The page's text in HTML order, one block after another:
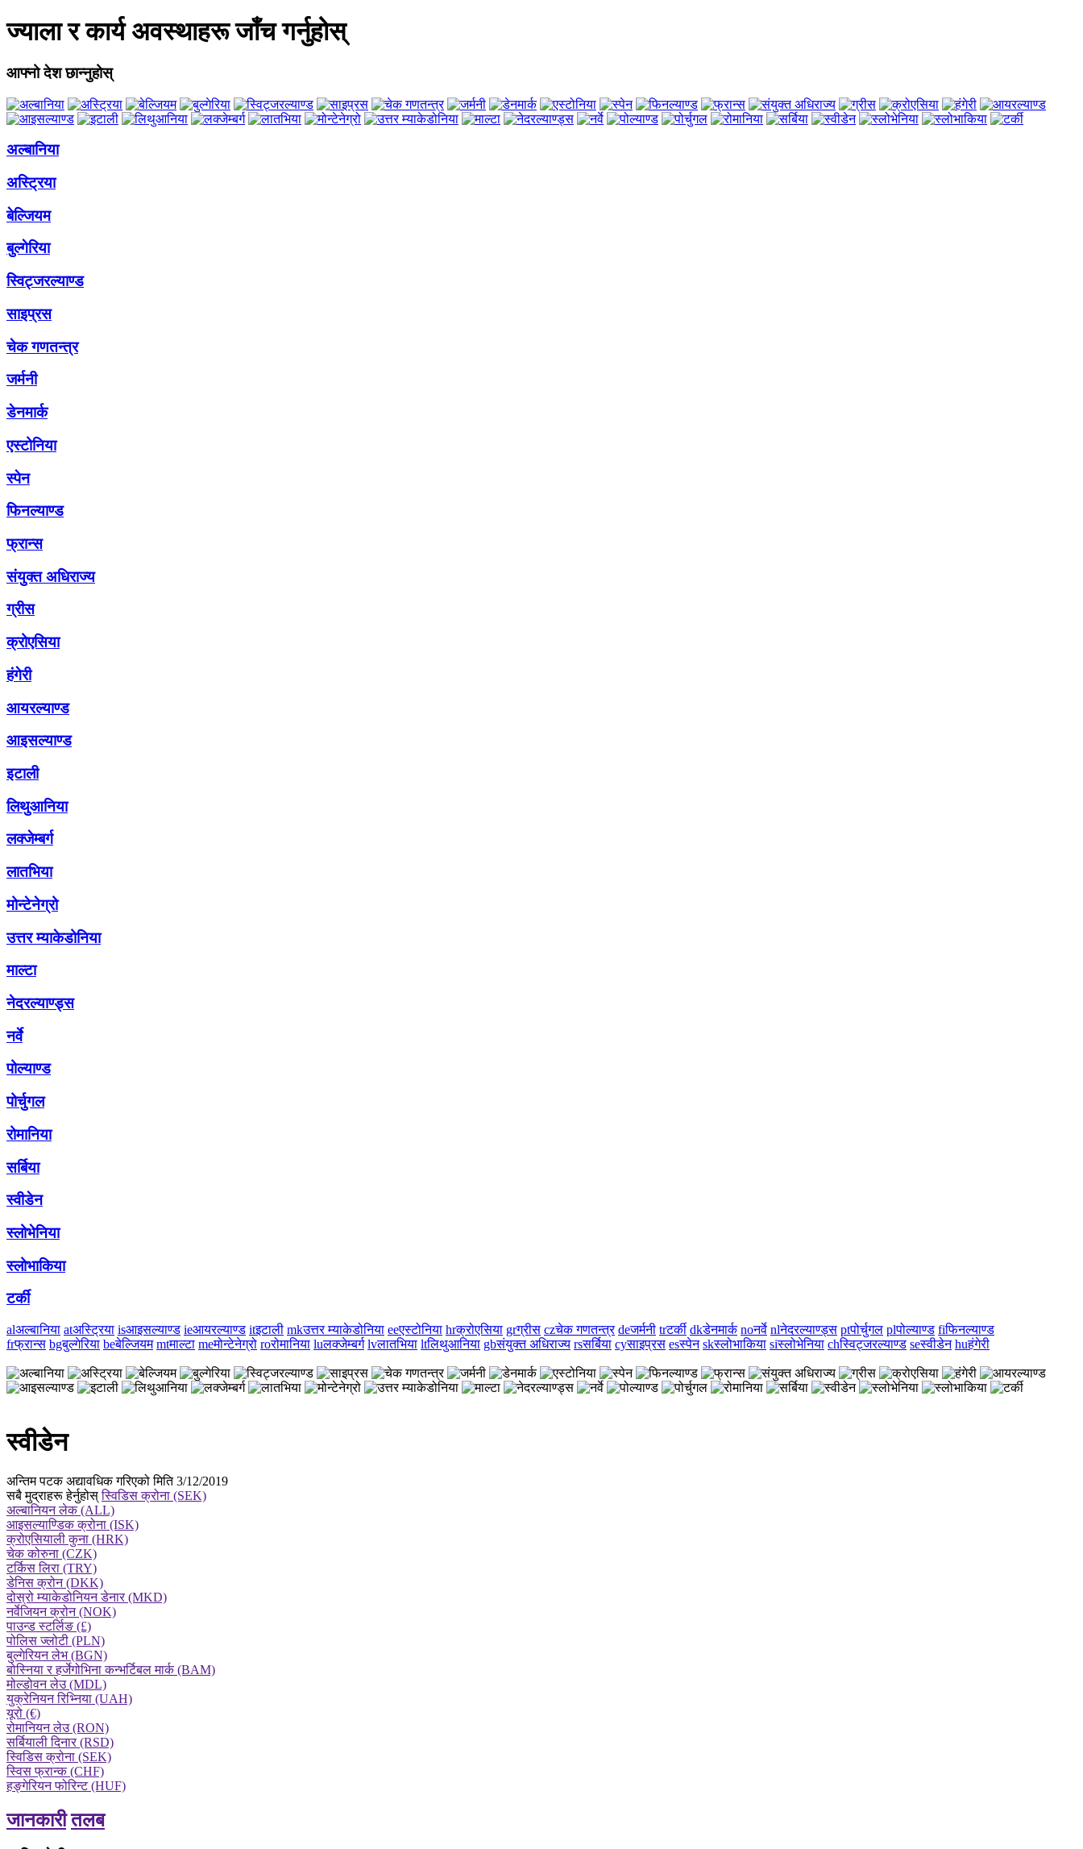
ज्याला र कार्य अवस्थाहरू जाँच गर्नुहोस्
आफ्नो देश छान्नुहोस्
अल्बानिया
अस्ट्रिया
बेल्जियम
बुल्गेरिया
स्विट्जरल्याण्ड
साइप्रस
चेक गणतन्त्र
जर्मनी
डेनमार्क
एस्टोनिया
स्पेन
फिनल्याण्ड
फ्रान्स
संयुक्त अधिराज्य
ग्रीस
क्रोएसिया
हंगेरी
आयरल्याण्ड
आइसल्याण्ड
इटाली
लिथुआनिया
लक्जेम्बर्ग
लातभिया
मोन्टेनेग्रो
उत्तर म्याकेडोनिया
माल्टा
नेदरल्याण्ड्स
नर्वे
पोल्याण्ड
पोर्चुगल
रोमानिया
सर्बिया
स्वीडेन
स्लोभेनिया
स्लोभाकिया
टर्की
alअल्बानिया atअस्ट्रिया isआइसल्याण्ड ieआयरल्याण्ड itइटाली mkउत्तर म्याकेडोनिया eeएस्टोनिया hrक्रोएसिया grग्रीस czचेक गणतन्त्र deजर्मनी trटर्की dkडेनमार्क noनर्वे nlनेदरल्याण्ड्स ptपोर्चुगल plपोल्याण्ड fiफिनल्याण्ड
frफ्रान्स bgबुल्गेरिया beबेल्जियम mtमाल्टा meमोन्टेनेग्रो roरोमानिया luलक्जेम्बर्ग lvलातभिया ltलिथुआनिया gbसंयुक्त अधिराज्य rsसर्बिया cyसाइप्रस esस्पेन skस्लोभाकिया siस्लोभेनिया chस्विट्जरल्याण्ड seस्वीडेन huहंगेरी
स्वीडेन
अन्तिम पटक अद्यावधिक गरिएको मिति 3/12/2019
सबै मुद्राहरू हेर्नुहोस्स्विडिस क्रोना (SEK)
अल्बानियन लेक (ALL)
आइसल्याण्डिक क्रोना (ISK)
क्रोएसियाली कुना (HRK)
चेक कोरुना (CZK)
टर्किस लिरा (TRY)
डेनिस क्रोन (DKK)
दोस्रो म्याकेडोनियन डेनार (MKD)
नर्वेजियन क्रोन (NOK)
पाउन्ड स्टर्लिङ (£)
पोलिस ज्लोटी (PLN)
बुल्गेरियन लेभ (BGN)
बोस्निया र हर्जेगोभिना कन्भर्टिबल मार्क (BAM)
मोल्डोवन लेउ (MDL)
युक्रेनियन रिभ्निया (UAH)
यूरो (€)
रोमानियन लेउ (RON)
सर्बियाली दिनार (RSD)
स्विडिस क्रोना (SEK)
स्विस फ्रान्क (CHF)
हङ्गेरियन फोरिन्ट (HUF)
जानकारी तलब